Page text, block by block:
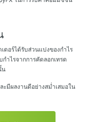
ดอร์ได้รับส่วนแบ่งของกำไร
ำไรจากการคัดลอกเทรด
น
มีผลงานดีอย่างสม่ำเสมอใน